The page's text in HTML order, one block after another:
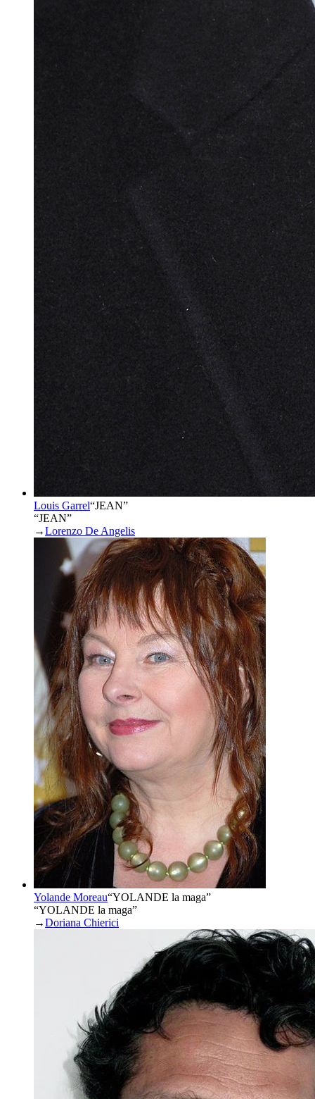
Louis Garrel“JEAN”
“JEAN”
→Lorenzo De Angelis
Yolande Moreau“YOLANDE la maga”
“YOLANDE la maga”
→Doriana Chierici